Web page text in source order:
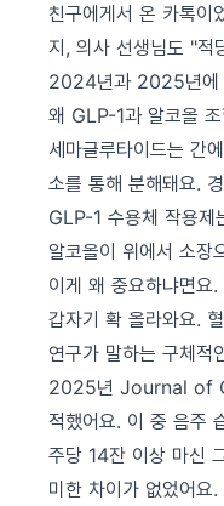
친구에게서 온 카톡이
지, 의사 선생님도 "적
2024년과 2025년에
왜 GLP-1과 알코올
세마글루타이드는 간
소를 통해 분해돼요.
GLP-1 수용체 작용제
알코올이 위에서 소
이게 왜 중요하냐면요
갑자기 확 올라와요.
연구가 말하는 구체적
2025년 Journal of
적했어요. 이 중 음주
주당 14잔 이상 마신
미한 차이가 없었어요